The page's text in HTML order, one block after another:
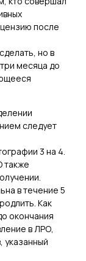
после
но в
месяца до
следует
3 на 4.
также
в течение 5
Как
окончания
в ЛРО,
указанный